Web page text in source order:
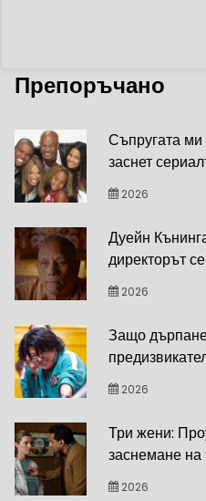
Препоръчано
Съпругата
заснет
2026
Дуейн
директорът
2026
Защо
2026
Три жени:
заснемане
2026